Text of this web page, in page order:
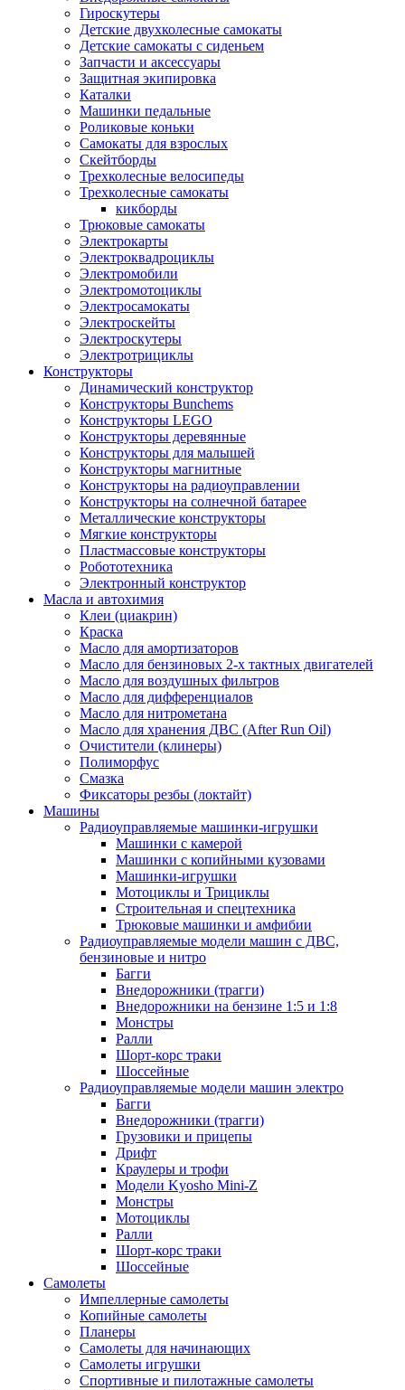
Гироскутеры
Детские двухколесные самокаты
Детские самокаты с сиденьем
Запчасти и аксессуары
Защитная экипировка
Каталки
Машинки педальные
Роликовые коньки
Самокаты для взрослых
Скейтборды
Трехколесные велосипеды
Трехколесные самокаты
кикборды
Трюковые самокаты
Электрокарты
Электроквадроциклы
Электромобили
Электромотоциклы
Электросамокаты
Электроскейты
Электроскутеры
Электротрициклы
Конструкторы
Динамический конструктор
Конструкторы Bunchems
Конструкторы LEGO
Конструкторы деревянные
Конструкторы для малышей
Конструкторы магнитные
Конструкторы на радиоуправлении
Конструкторы на солнечной батарее
Металлические конструкторы
Мягкие конструкторы
Пластмассовые конструкторы
Робототехника
Электронный конструктор
Масла и автохимия
Клеи (циакрин)
Краска
Масло для амортизаторов
Масло для бензиновых 2-х тактных двигателей
Масло для воздушных фильтров
Масло для дифференциалов
Масло для нитрометана
Масло для хранения ДВС (After Run Oil)
Очистители (клинеры)
Полиморфус
Смазка
Фиксаторы резбы (локтайт)
Машины
Радиоуправляемые машинки-игрушки
Машинки с камерой
Машинки с копийными кузовами
Машинки-игрушки
Мотоциклы и Трициклы
Строительная и спецтехника
Трюковые машинки и амфибии
Радиоуправляемые модели машин с ДВС,
бензиновые и нитро
Багги
Внедорожники (трагги)
Внедорожники на бензине 1:5 и 1:8
Монстры
Ралли
Шорт-корс траки
Шоссейные
Радиоуправляемые модели машин электро
Багги
Внедорожники (трагги)
Грузовики и прицепы
Дрифт
Краулеры и трофи
Модели Kyosho Mini-Z
Монстры
Мотоциклы
Ралли
Шорт-корс траки
Шоссейные
Самолеты
Импеллерные самолеты
Копийные самолеты
Планеры
Самолеты для начинающих
Самолеты игрушки
Спортивные и пилотажные самолеты